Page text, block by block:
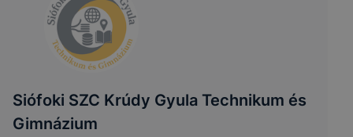
Siófoki SZC Krúdy Gyula Technikum és
Gimnázium